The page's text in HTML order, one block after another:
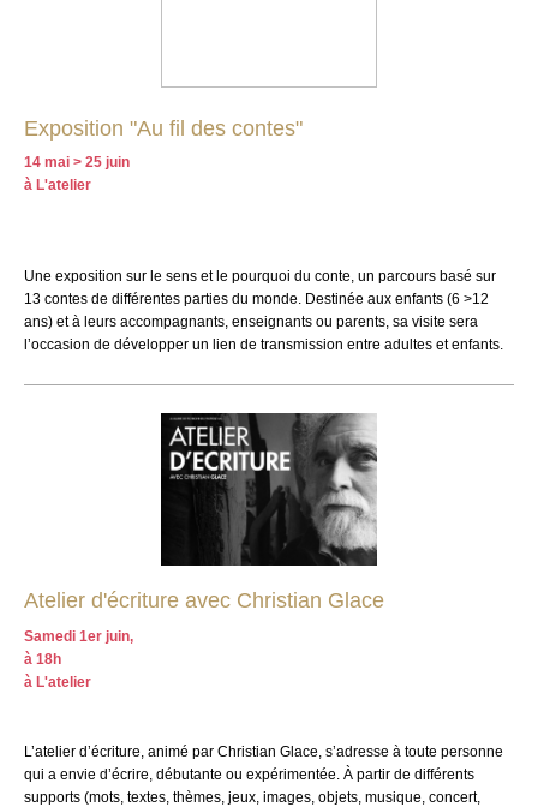
Exposition "Au fil des contes"
14 mai > 25 juin
à L'atelier
Une exposition sur le sens et le pourquoi du conte, un parcours basé sur
13 contes de différentes parties du monde. Destinée aux enfants (6 >12
ans) et à leurs accompagnants, enseignants ou parents, sa visite sera
l’occasion de développer un lien de transmission entre adultes et enfants.
Atelier d'écriture avec Christian Glace
Samedi 1er juin,
à 18h
à L'atelier
L’atelier d’écriture, animé par Christian Glace, s’adresse à toute personne
qui a envie d’écrire, débutante ou expérimentée. À partir de différents
supports (mots, textes, thèmes, jeux, images, objets, musique, concert,